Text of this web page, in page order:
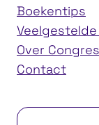
Boekentips
Over
Contact